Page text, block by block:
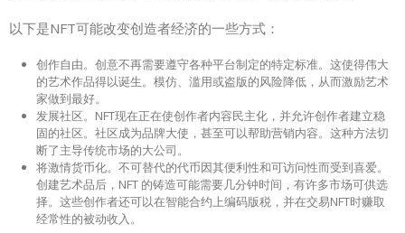
以下是NFT可能改变创造者经济的一些方式：
创作自由。创意不再需要遵守各种平台制定的特定标准。这使得伟大
的艺术作品得以诞生。模仿、滥用或盗版的风险降低，从而激励艺术
家做到最好。
发展社区。NFT现在正在使创作者内容民主化，并允许创作者建立稳
固的社区。社区成为品牌大使，甚至可以帮助营销内容。这种方法切
断了主导传统市场的大公司。
将激情货币化。不可替代的代币因其便利性和可访问性而受到喜爱。
创建艺术品后，NFT 的铸造可能需要几分钟时间，有许多市场可供选
择。这些创作者还可以在智能合约上编码版税，并在交易NFT时赚取
经常性的被动收入。